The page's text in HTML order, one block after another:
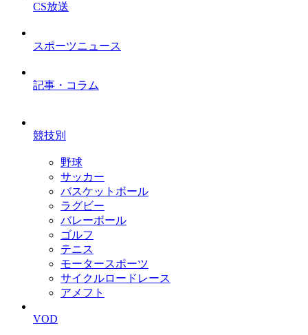
CS放送
スポーツニュース
記事・コラム
競技別
野球
サッカー
バスケットボール
ラグビー
バレーボール
ゴルフ
テニス
モータースポーツ
サイクルロードレース
アメフト
VOD